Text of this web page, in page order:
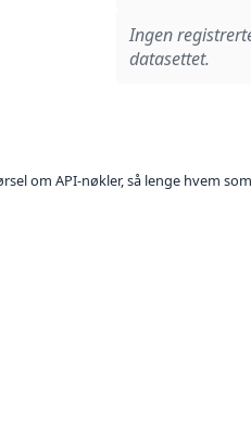
Ingen
datasettet.
om API-nøkler, så lenge hvem